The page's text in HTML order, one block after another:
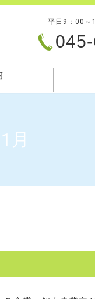
平日9：00～
月